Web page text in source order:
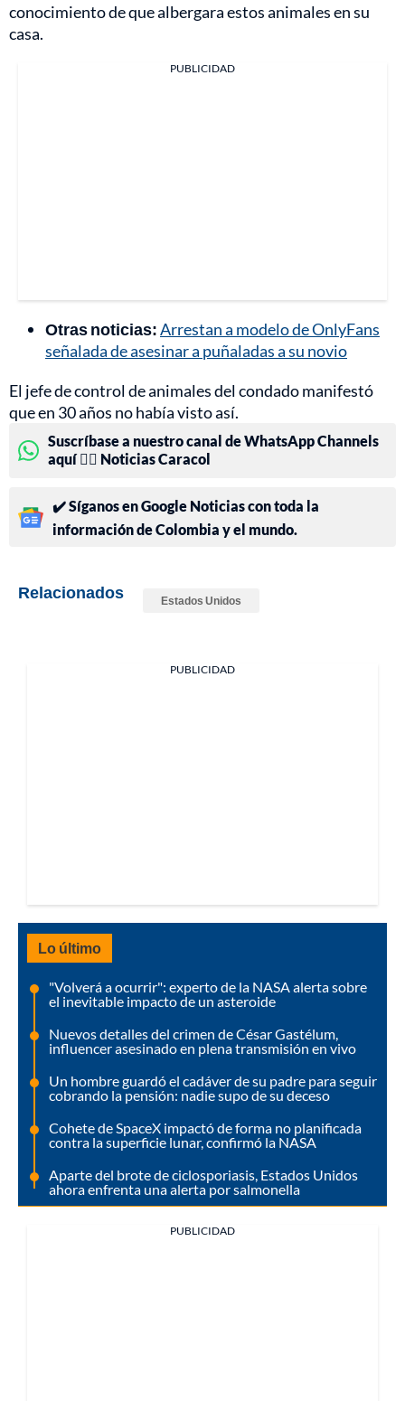
conocimiento de que albergara estos animales en su
casa.
PUBLICIDAD
Otras noticias:Arrestan a modelo de OnlyFans
señalada de asesinar a puñaladas a su novio
El jefe de control de animales del condado manifestó
que en 30 años no había visto así.
Suscríbase a nuestro canal de WhatsApp Channels
aquí 👉🏻 Noticias Caracol
✔️ Síganos en Google Noticias con toda la
información de Colombia y el mundo.
Relacionados Estados Unidos
PUBLICIDAD
Lo último
"Volverá a ocurrir": experto de la NASA alerta sobre
el inevitable impacto de un asteroide
Nuevos detalles del crimen de César Gastélum,
influencer asesinado en plena transmisión en vivo
Un hombre guardó el cadáver de su padre para seguir
cobrando la pensión: nadie supo de su deceso
Cohete de SpaceX impactó de forma no planificada
contra la superficie lunar, confirmó la NASA
Aparte del brote de ciclosporiasis, Estados Unidos
ahora enfrenta una alerta por salmonella
PUBLICIDAD